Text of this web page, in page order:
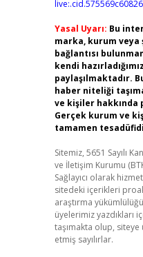
Yasal Uyarı: Bu
marka, kurum
bağlantısı
kendi
paylaşılmaktadır.
haber niteliği
ve kişiler hakkında
Gerçek kurum ve
tamamen
Sitemiz, 5651 Sayılı
ve İletişim Kurumu
Sağlayıcı olarak
sitedeki içerikleri
araştırma
üyelerimiz yazdıkları
taşımakta olup,
etmiş sayılırlar.